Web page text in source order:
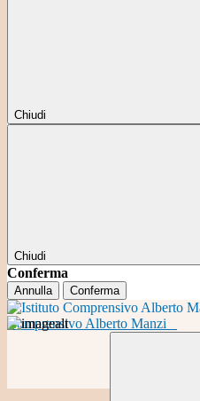
Chiudi
Chiudi
Conferma
Annulla Conferma
Comprensivo Alberto Manzi